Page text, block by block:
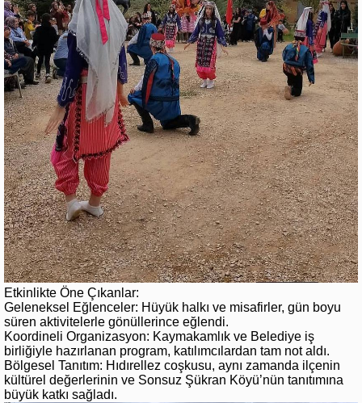
Etkinlikte Öne Çıkanlar:
Geleneksel Eğlenceler: Hüyük halkı ve misafirler, gün boyu
süren aktivitelerle gönüllerince eğlendi.
Koordineli Organizasyon: Kaymakamlık ve Belediye iş
birliğiyle hazırlanan program, katılımcılardan tam not aldı.
Bölgesel Tanıtım: Hıdırellez coşkusu, aynı zamanda ilçenin
kültürel değerlerinin ve Sonsuz Şükran Köyü’nün tanıtımına
büyük katkı sağladı.